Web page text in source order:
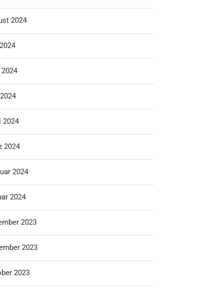
2024
2024
2024
2024
2024
2023
2023
2023